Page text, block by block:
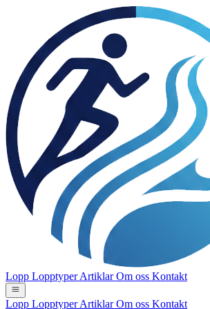
Lopp LopptyperArtiklarOm oss Kontakt
Lopp LopptyperArtiklarOm oss Kontakt